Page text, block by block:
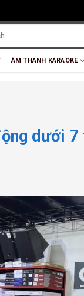
ÂM THANH KARAOKE
dưới